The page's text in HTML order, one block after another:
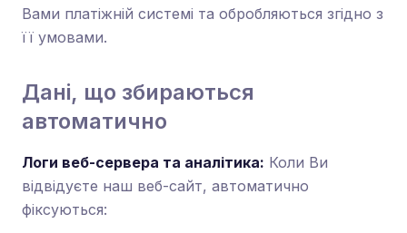
Вами платіжній системі та обробляються згідно з
її умовами.
Дані, що збираються
автоматично
Логи веб-сервера та аналітика: Коли Ви
відвідуєте наш веб-сайт, автоматично
фіксуються: